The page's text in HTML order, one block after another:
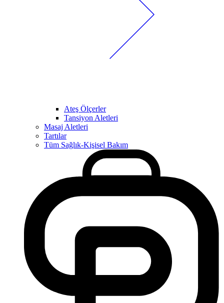
Ateş Ölçerler
Tansiyon Aletleri
Masaj Aletleri
Tartılar
Tüm Sağlık-Kişisel Bakım